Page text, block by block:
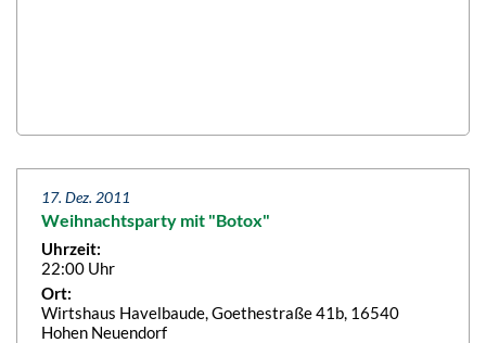
17. Dez. 2011
Weihnachtsparty mit "Botox"
Uhrzeit:
22:00 Uhr
Ort:
Wirtshaus Havelbaude, Goethestraße 41b, 16540
Hohen Neuendorf